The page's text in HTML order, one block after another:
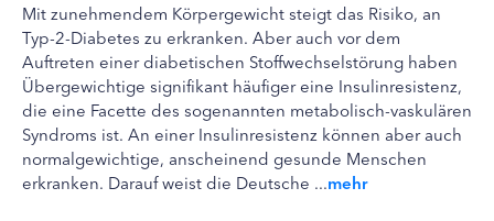
Mit zunehmendem Körpergewicht steigt das Risiko, an
Typ-2-Diabetes zu erkranken. Aber auch vor dem
Auftreten einer diabetischen Stoffwechselstörung haben
Übergewichtige signifikant häufiger eine Insulinresistenz,
die eine Facette des sogenannten metabolisch-vaskulären
Syndroms ist. An einer Insulinresistenz können aber auch
normalgewichtige, anscheinend gesunde Menschen
erkranken. Darauf weist die Deutsche ...mehr